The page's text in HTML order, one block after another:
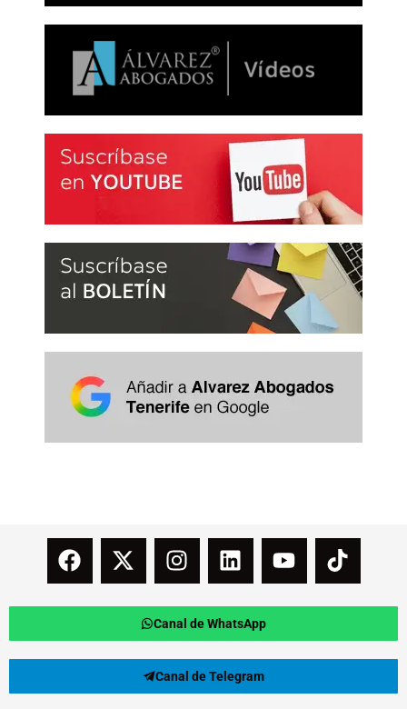
Canal de WhatsApp
Canal de Telegram